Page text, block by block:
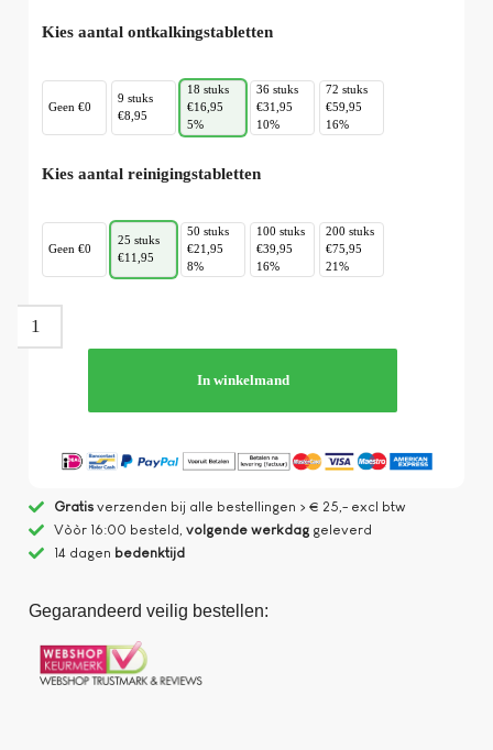
Kies aantal ontkalkingstabletten
Geen €0
9 stuks
€8,95
18 stuks
€16,95
5%
36 stuks
€31,95
10%
72 stuks
€59,95
16%
Kies aantal reinigingstabletten
Geen €0
25 stuks
€11,95
50 stuks
€21,95
8%
100 stuks
€39,95
16%
200 stuks
€75,95
21%
In winkelmand
Gratisverzenden bij alle bestellingen > € 25,- excl btw
Vòòr 16:00 besteld, volgende werkdaggeleverd
14 dagen bedenktijd
Gegarandeerd veilig bestellen: